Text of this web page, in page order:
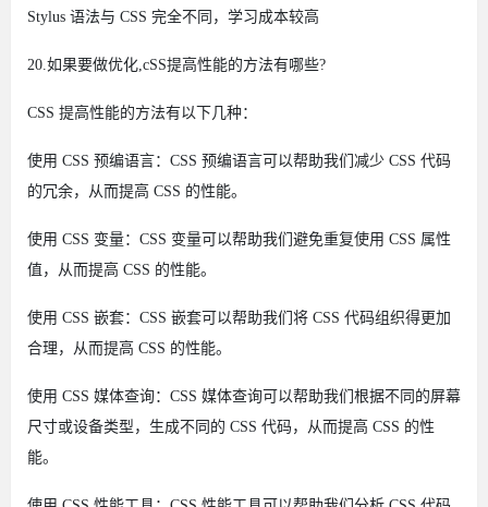
Stylus 语法与 CSS 完全不同，学习成本较高
20.如果要做优化,cSS提高性能的方法有哪些?
CSS 提高性能的方法有以下几种：
使用 CSS 预编语言：CSS 预编语言可以帮助我们减少 CSS 代码
的冗余，从而提高 CSS 的性能。
使用 CSS 变量：CSS 变量可以帮助我们避免重复使用 CSS 属性
值，从而提高 CSS 的性能。
使用 CSS 嵌套：CSS 嵌套可以帮助我们将 CSS 代码组织得更加
合理，从而提高 CSS 的性能。
使用 CSS 媒体查询：CSS 媒体查询可以帮助我们根据不同的屏幕
尺寸或设备类型，生成不同的 CSS 代码，从而提高 CSS 的性
能。